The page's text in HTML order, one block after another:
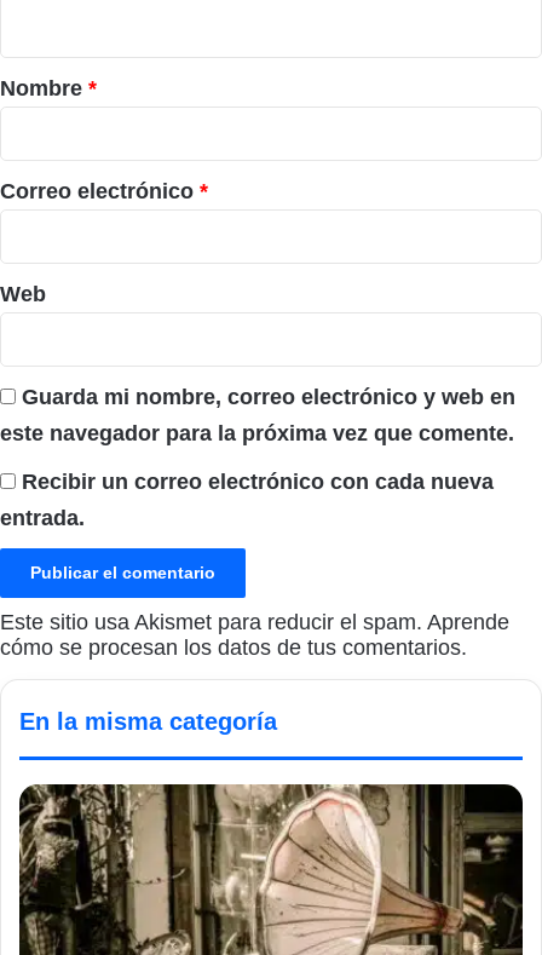
r
i
o
*
Nombre *
Correo electrónico *
Web
Guarda mi nombre, correo electrónico y web en
este navegador para la próxima vez que comente.
Recibir un correo electrónico con cada nueva
entrada.
Este sitio usa Akismet para reducir el spam. Aprende
cómo se procesan los datos de tus comentarios.
En la misma categoría